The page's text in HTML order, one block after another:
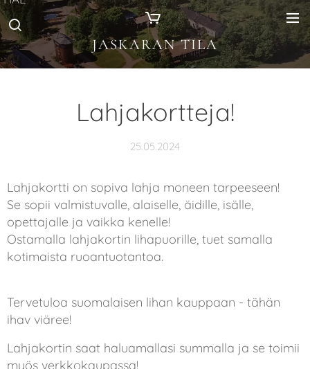
JASKARAN TILA
Lahjakortteja!
25.05.2024
Lahjakortti on sopiva lahja moneen tarpeeseen!
Se sopii valmistuvalle, alaiselle, äidille, isälle,
opettajalle ja vaikka kenelle!
Ostamalla lahjakortin lihapuorille, tuet samalla
kotimaista ruoantuotantoa.
Tervetuloa suomalaisen lihan kauppaan - tähän
ihav viäree!
Lahjakortin saat haluamallasi summalla ja se toimii
myös verkkokaupassa!